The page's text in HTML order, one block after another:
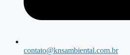
contato@knsambiental.com.br